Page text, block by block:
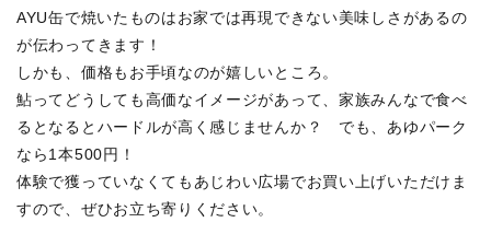
AYU缶で焼いたものはお家では再現できない美味しさがあるの
が伝わってきます！
しかも、価格もお手頃なのが嬉しいところ。
鮎ってどうしても高価なイメージがあって、家族みんなで食べ
るとなるとハードルが高く感じませんか？ でも、あゆパーク
なら1本500円！
体験で獲っていなくてもあじわい広場でお買い上げいただけま
すので、ぜひお立ち寄りください。